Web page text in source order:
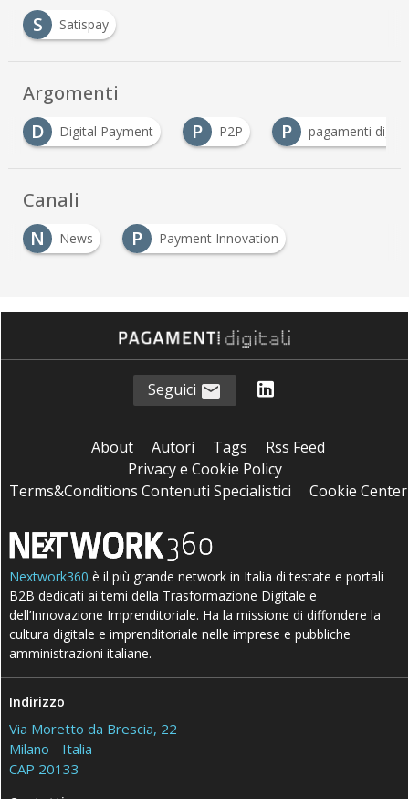
S
Satispay
Argomenti
D
Digital Payment P P2P P pagamenti
Canali
N
News P Payment Innovation
Seguici
About Autori Tags
Rss Feed
Privacy e Cookie Policy
Terms&Conditions Contenuti Specialistici
Cookie Center
Nextwork360 è il più grande network in Italia di testate e portali
B2B dedicati ai temi della Trasformazione Digitale e
dell’Innovazione Imprenditoriale. Ha la missione di diffondere la
cultura digitale e imprenditoriale nelle imprese e pubbliche
amministrazioni italiane.
Indirizzo
Via Moretto da Brescia, 22
Milano - Italia
CAP 20133